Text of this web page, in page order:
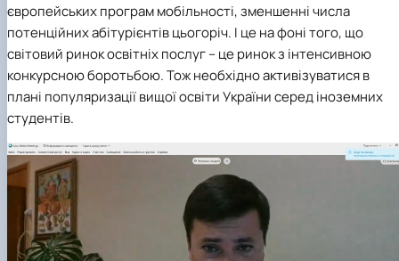
європейських програм мобільності, зменшенні числа
потенційних абітурієнтів цьогоріч. І це на фоні того, що
світовий ринок освітніх послуг – це ринок з інтенсивною
конкурсною боротьбою. Тож необхідно активізуватися в
плані популяризації вищої освіти України серед іноземних
студентів.